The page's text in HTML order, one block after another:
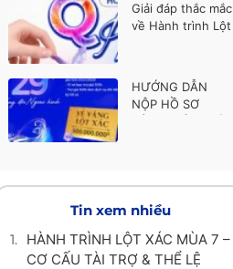
Giải đáp thắc mắc
về Hành trình Lột
HƯỚNG DẪN
NỘP HỒ SƠ
Tin xem nhiều
1.
HÀNH TRÌNH LỘT XÁC MÙA 7 –
CƠ CẤU TÀI TRỢ & THỂ LỆ